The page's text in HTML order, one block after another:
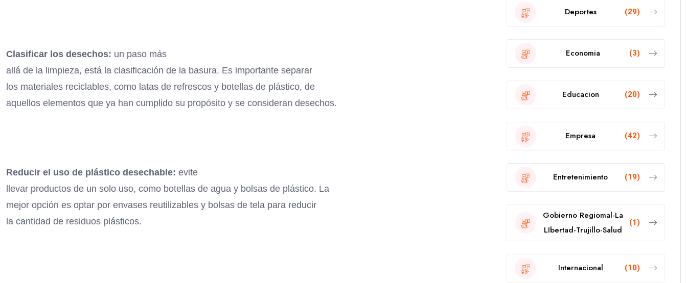
Clasificar los desechos: un paso más
allá de la limpieza, está la clasificación de la basura. Es importante separar
los materiales reciclables, como latas de refrescos y botellas de plástico, de
aquellos elementos que ya han cumplido su propósito y se consideran desechos.
Reducir el uso de plástico desechable: evite
llevar productos de un solo uso, como botellas de agua y bolsas de plástico. La
mejor opción es optar por envases reutilizables y bolsas de tela para reducir
la cantidad de residuos plásticos.
Deportes (29)
Economia (3)
Educacion (20)
Empresa (42)
Entretenimiento (19)
Gobierno Regiomal-La
LIbertad-Trujillo-Salud
(1)
Internacional (10)